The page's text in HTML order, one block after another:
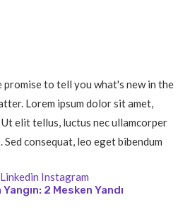
promise to tell you what's new in the
Lorem ipsum dolor sit amet,
elit tellus, luctus nec ullamcorper
consequat, leo eget bibendum
Linkedin Instagram
2 Mesken Yandı